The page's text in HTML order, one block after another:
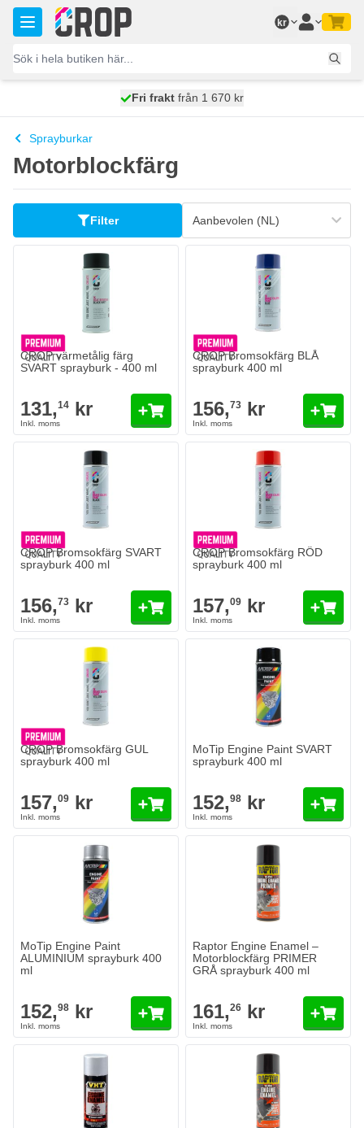
Hoppa till innehållet
kr
skickas idag
Fri frakt från 1 670 kr
100 dagars
Sprayburkar
Motorblockfärg
Filter
CROP värmetålig färg
SVART sprayburk - 400 ml
131,14 kr
CROP Bromsokfärg BLÅ
sprayburk 400 ml
156,73 kr
CROP Bromsokfärg SVART
sprayburk 400 ml
156,73 kr
CROP Bromsokfärg RÖD
sprayburk 400 ml
157,09 kr
CROP Bromsokfärg GUL
sprayburk 400 ml
157,09 kr
MoTip Engine Paint SVART
sprayburk 400 ml
152,98 kr
MoTip Engine Paint
ALUMINIUM sprayburk 400
ml
152,98 kr
Raptor Engine Enamel –
Motorblockfärg PRIMER
GRÅ sprayburk 400 ml
161,26 kr